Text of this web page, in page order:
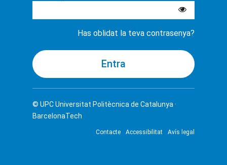
Has oblidat la teva contrasenya?
© UPCUniversitat Politècnica de Catalunya ·
BarcelonaTech
Contacte Accessibilitat Avís legal